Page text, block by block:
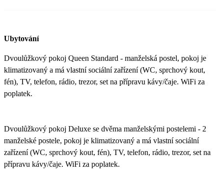
Ubytování
Dvoulůžkový pokoj Queen Standard - manželská postel, pokoj je
klimatizovaný a má vlastní sociální zařízení (WC, sprchový kout,
fén), TV, telefon, rádio, trezor, set na přípravu kávy/čaje. WiFi za
poplatek.
Dvoulůžkový pokoj Deluxe se dvěma manželskými postelemi - 2
manželské postele, pokoj je klimatizovaný a má vlastní sociální
zařízení (WC, sprchový kout, fén), TV, telefon, rádio, trezor, set na
přípravu kávy/čaje. WiFi za poplatek.